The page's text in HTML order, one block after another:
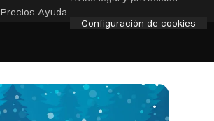
Precios Ayuda
Configuración de cookies